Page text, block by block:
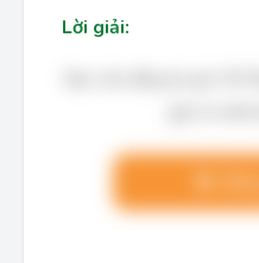
Lời giải: